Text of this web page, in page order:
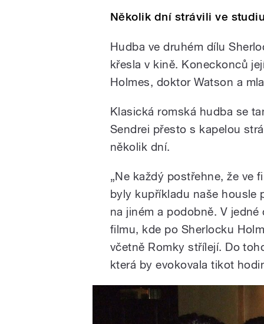
Několik dní strávili ve
Hudba ve druhém dílu
křesla v kině. Koneckonců
Holmes, doktor Watson a
Klasická romská hudba se
Sendrei přesto s kapelou
několik dní.
„Ne každý postřehne, že ve
byly kupříkladu naše housle
na jiném a podobně. V
filmu, kde po Sherlocku
včetně Romky střílejí. Do
která by evokovala tikot